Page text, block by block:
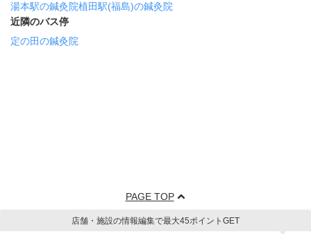
湯本駅の鍼灸院植田駅(福島)の鍼灸院
近隣のバス停
定の田の鍼灸院
PAGE TOP
店舗・施設の情報編集で最大45ポイントGET